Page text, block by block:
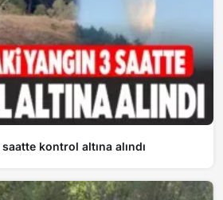
kontrol altına alındı